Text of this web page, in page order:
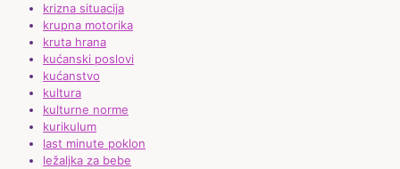
krizna situacija
krupna motorika
kruta hrana
kućanski poslovi
kućanstvo
kultura
kulturne norme
kurikulum
last minute poklon
ležaljka za bebe